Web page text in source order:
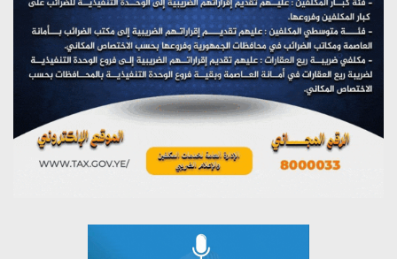
يوليو 28, 2026
مؤتمر صحفي لمركز عين الإنسانية حول جرائم تحالف العدوان
على اليمن
يوليو 27, 2026